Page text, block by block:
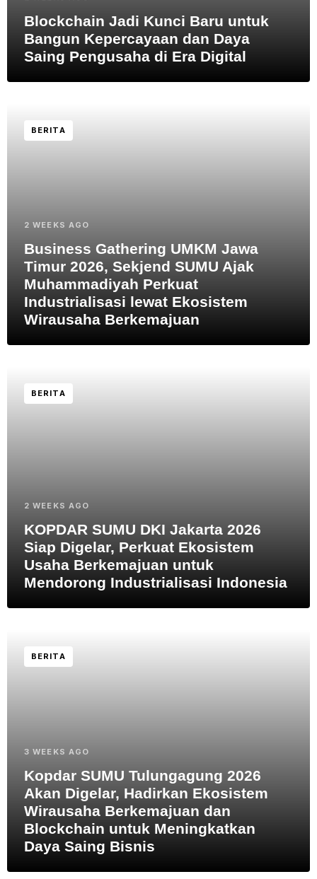
Blockchain Jadi Kunci Baru untuk
Bangun Kepercayaan dan Daya
Saing Pengusaha di Era Digital
BERITA
2 WEEKS AGO
Business Gathering UMKM Jawa
Timur 2026, Sekjend SUMU Ajak
Muhammadiyah Perkuat
Industrialisasi lewat Ekosistem
Wirausaha Berkemajuan
BERITA
2 WEEKS AGO
KOPDAR SUMU DKI Jakarta 2026
Siap Digelar, Perkuat Ekosistem
Usaha Berkemajuan untuk
Mendorong Industrialisasi Indonesia
BERITA
3 WEEKS AGO
Kopdar SUMU Tulungagung 2026
Akan Digelar, Hadirkan Ekosistem
Wirausaha Berkemajuan dan
Blockchain untuk Meningkatkan
Daya Saing Bisnis